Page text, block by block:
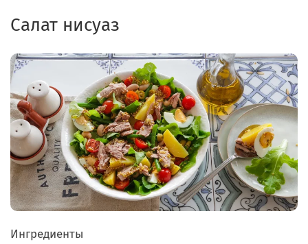
Салат нисуаз
Ингредиенты